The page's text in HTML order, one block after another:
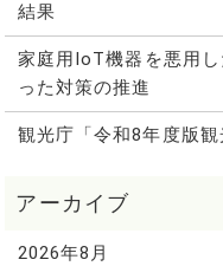
結果
家庭用IoT機器を悪用
った対策の推進
観光庁「令和8年度版
2026年8月